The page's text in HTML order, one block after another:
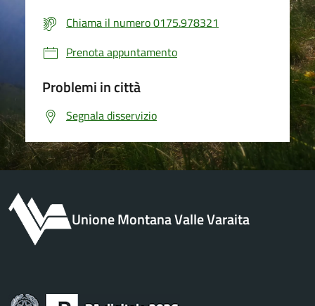
Chiama il numero 0175.978321
Prenota appuntamento
Problemi in città
Segnala disservizio
Unione Montana Valle Varaita